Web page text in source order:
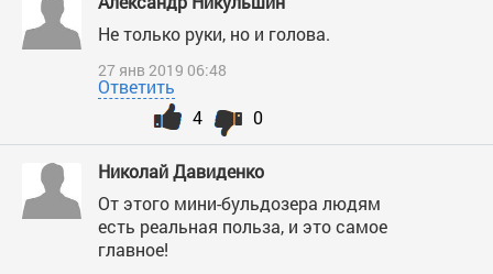
Не только руки, но и голова.
27 янв 2019 06:48
Ответить
0
4
Николай Давиденко
От этого мини-бульдозера людям
есть реальная польза, и это самое
главное!